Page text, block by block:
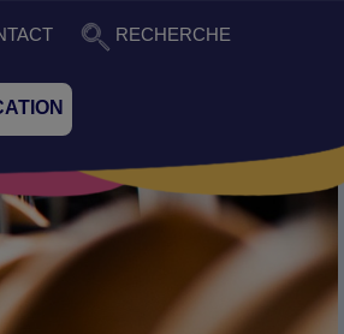
RECHERCHE